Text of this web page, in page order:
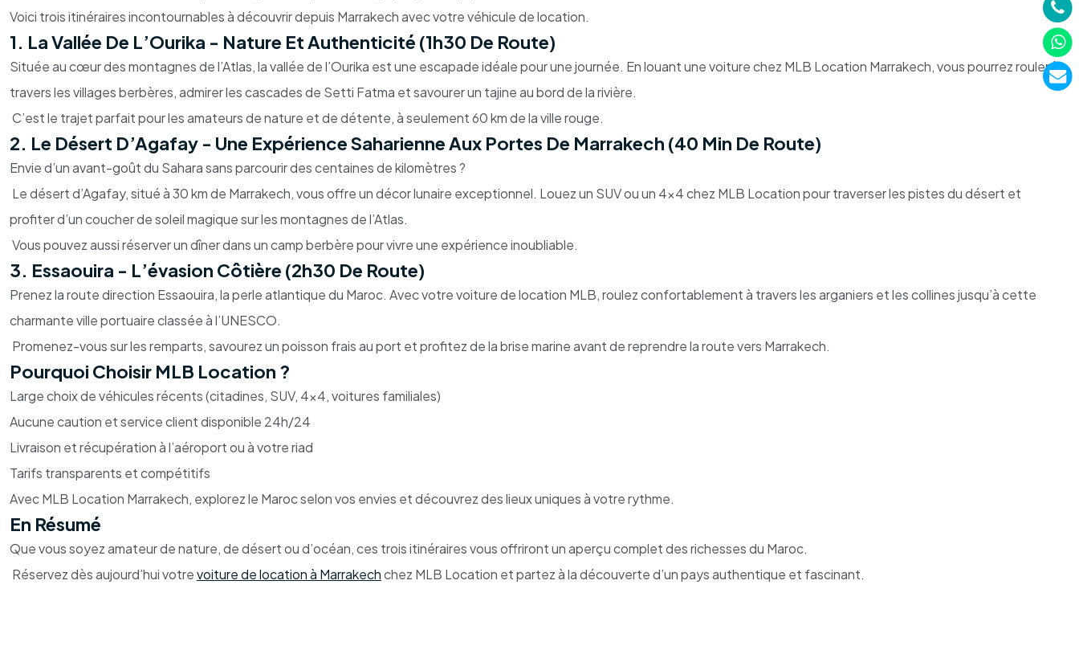
Voici trois itinéraires incontournables à découvrir depuis Marrakech avec votre véhicule de location.
1. La Vallée De L’Ourika - Nature Et Authenticité (1h30 De Route)
Située au cœur des montagnes de l’Atlas, la vallée de l’Ourika est une escapade idéale pour une journée. En louant une voiture chez MLB Location Marrakech, vous pourrez rouler à
travers les villages berbères, admirer les cascades de Setti Fatma et savourer un tajine au bord de la rivière.
C’est le trajet parfait pour les amateurs de nature et de détente, à seulement 60 km de la ville rouge.
2. Le Désert D’Agafay - Une Expérience Saharienne Aux Portes De Marrakech (40 Min De Route)
Envie d’un avant-goût du Sahara sans parcourir des centaines de kilomètres ?
Le désert d’Agafay, situé à 30 km de Marrakech, vous offre un décor lunaire exceptionnel. Louez un SUV ou un 4x4 chez MLB Location pour traverser les pistes du désert et
profiter d’un coucher de soleil magique sur les montagnes de l’Atlas.
Vous pouvez aussi réserver un dîner dans un camp berbère pour vivre une expérience inoubliable.
3. Essaouira - L’évasion Côtière (2h30 De Route)
Prenez la route direction Essaouira, la perle atlantique du Maroc. Avec votre voiture de location MLB, roulez confortablement à travers les arganiers et les collines jusqu’à cette
charmante ville portuaire classée à l’UNESCO.
Promenez-vous sur les remparts, savourez un poisson frais au port et profitez de la brise marine avant de reprendre la route vers Marrakech.
Pourquoi Choisir MLB Location ?
Large choix de véhicules récents (citadines, SUV, 4x4, voitures familiales)
Aucune caution et service client disponible 24h/24
Livraison et récupération à l’aéroport ou à votre riad
Tarifs transparents et compétitifs
Avec MLB Location Marrakech, explorez le Maroc selon vos envies et découvrez des lieux uniques à votre rythme.
En Résumé
Que vous soyez amateur de nature, de désert ou d’océan, ces trois itinéraires vous offriront un aperçu complet des richesses du Maroc.
Réservez dès aujourd’hui votrevoiture de location à Marrakechchez MLB Location et partez à la découverte d’un pays authentique et fascinant.